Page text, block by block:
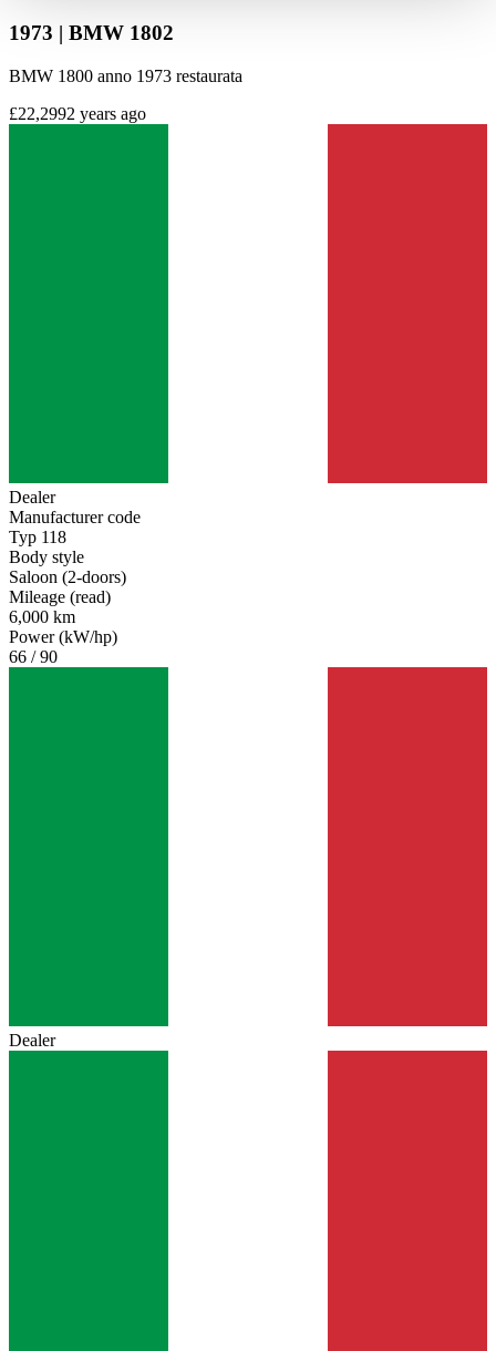
gesammelt haben.
1973 | BMW 1802
BMW 1800 anno 1973 restaurata
£22,2992 years ago
Dealer
Manufacturer code
Typ 118
Body style
Saloon (2-doors)
Mileage (read)
6,000 km
Power (kW/hp)
66 / 90
Dealer